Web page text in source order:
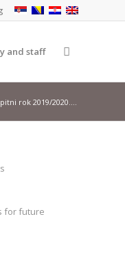
and staff
rok 2019/2020....
for future